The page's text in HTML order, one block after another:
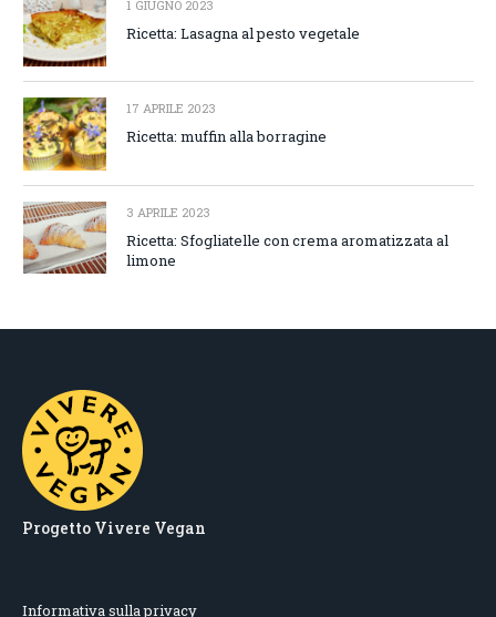
1 GIUGNO 2023
Ricetta: Lasagna al pesto vegetale
17 APRILE 2023
Ricetta: muffin alla borragine
3 APRILE 2023
Ricetta: Sfogliatelle con crema aromatizzata al
limone
Progetto Vivere Vegan
Informativa sulla privacy